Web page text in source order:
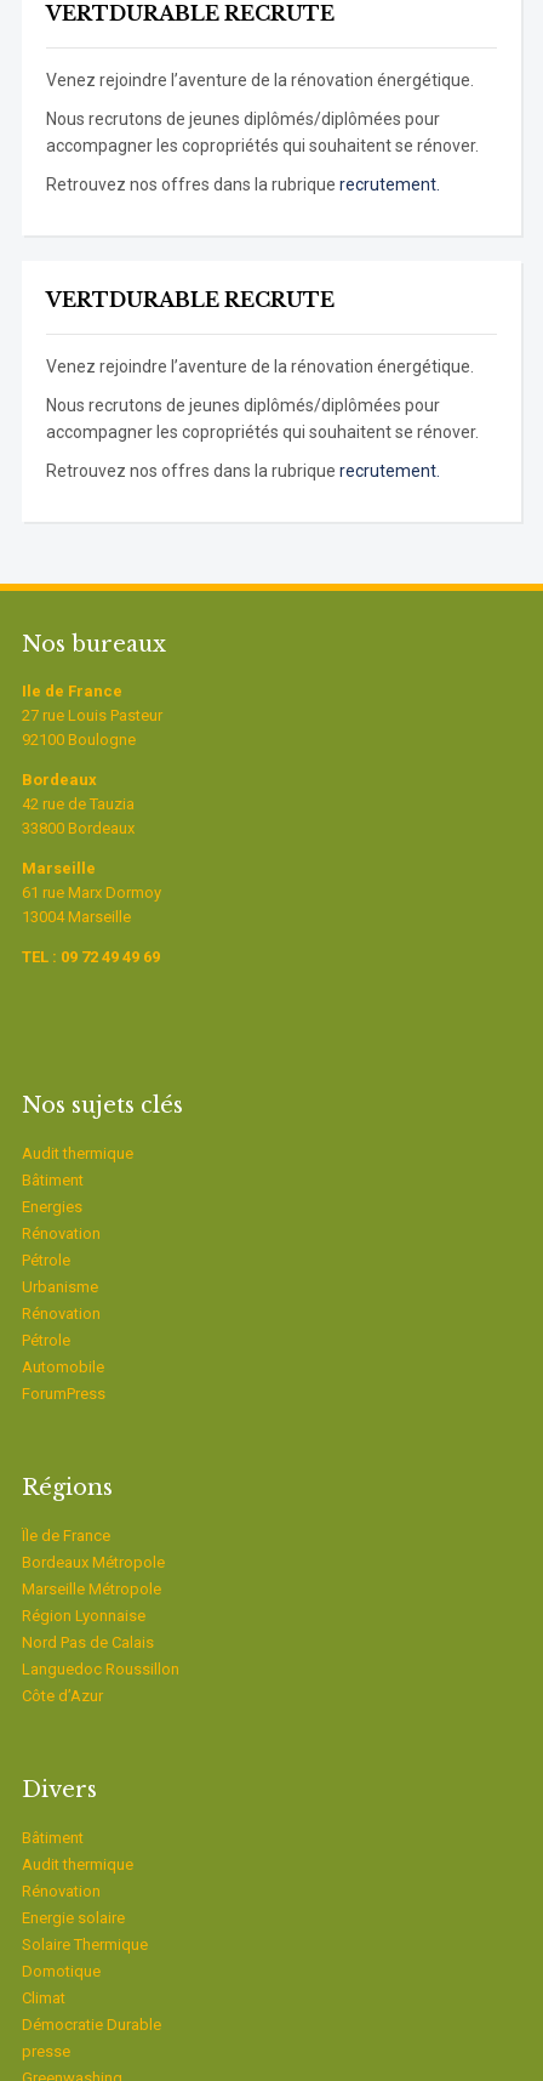
VERTDURABLE RECRUTE
Venez rejoindre l’aventure de la rénovation énergétique.
Nous recrutons de jeunes diplômés/diplômées pour
accompagner les copropriétés qui souhaitent se rénover.
Retrouvez nos offres dans la rubrique recrutement.
VERTDURABLE RECRUTE
Venez rejoindre l’aventure de la rénovation énergétique.
Nous recrutons de jeunes diplômés/diplômées pour
accompagner les copropriétés qui souhaitent se rénover.
Retrouvez nos offres dans la rubrique recrutement.
Nos bureaux
Ile de France
27 rue Louis Pasteur
92100 Boulogne
Bordeaux
42 rue de Tauzia
33800 Bordeaux
Marseille
61 rue Marx Dormoy
13004 Marseille
TEL : 09 72 49 49 69
Nos sujets clés
Audit thermique
Bâtiment
Energies
Rénovation
Pétrole
Urbanisme
Rénovation
Pétrole
Automobile
ForumPress
Régions
Ïle de France
Bordeaux Métropole
Marseille Métropole
Région Lyonnaise
Nord Pas de Calais
Languedoc Roussillon
Côte d’Azur
Divers
Bâtiment
Audit thermique
Rénovation
Energie solaire
Solaire Thermique
Domotique
Climat
Démocratie Durable
presse